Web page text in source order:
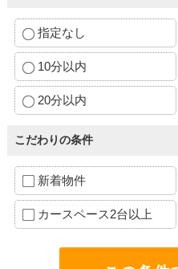
指定なし
10分以内
20分以内
こだわりの条件
新着物件
カースペース2台以上